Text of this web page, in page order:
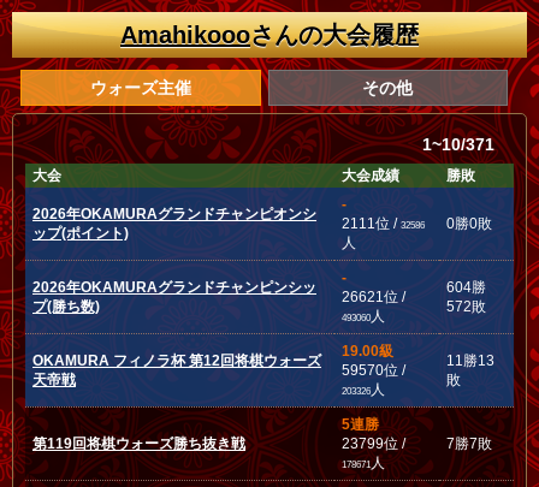
Amahikoooさんの大会履歴
ウォーズ主催 その他
1~10/371
大会 大会成績 勝敗
2026年OKAMURAグランドチャンピオンシ
ップ(ポイント)
-
2111位 / 32586
人
0勝0敗
2026年OKAMURAグランドチャンピンシッ
プ(勝ち数)
-
26621位 /
493060 人
604勝
572敗
OKAMURA フィノラ杯 第12回将棋ウォーズ
天帝戦
19.00級
59570位 /
203326 人
11勝13
敗
第119回将棋ウォーズ勝ち抜き戦
5連勝
23799位 /
178671人
7勝7敗